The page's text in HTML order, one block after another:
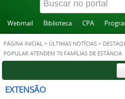
Webmail Biblioteca CPA
PÁGINA INICIAL > ÚLTIMAS NOTÍCIAS >
POPULAR ATENDEM 70 FAMÍLIAS DE ESTÂNCIA
EXTENSÃO